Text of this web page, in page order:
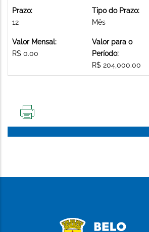
Prazo:
12
Tipo do Prazo:
Mês
Valor Mensal:
R$ 0.00
Valor para o
Período:
R$ 204,000.00
PÁGINA